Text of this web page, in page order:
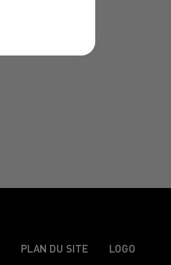
PLAN DU SITE LOGO